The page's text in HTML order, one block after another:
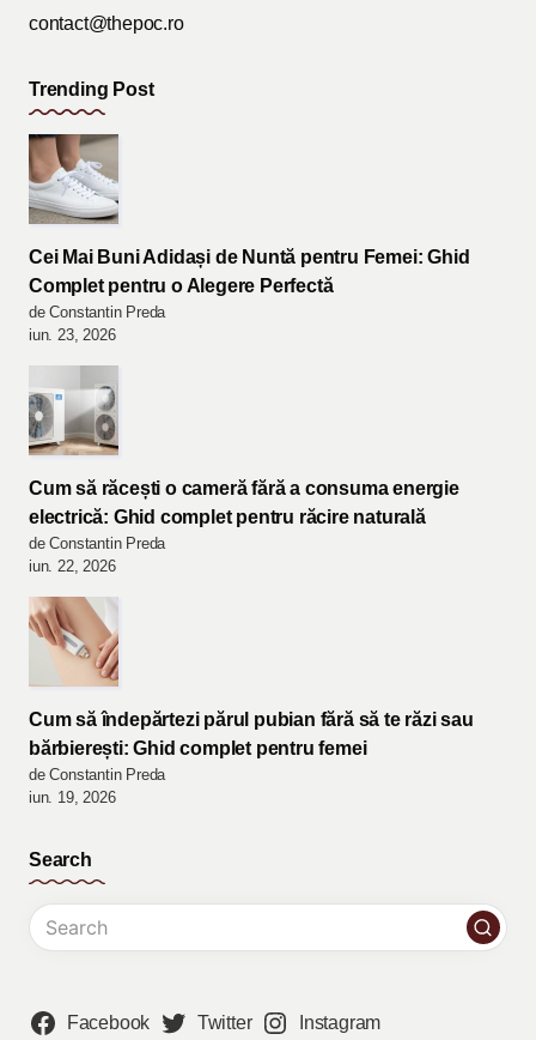
contact@thepoc.ro
Trending Post
Cei Mai Buni Adidași de Nuntă pentru Femei: Ghid
Complet pentru o Alegere Perfectă
de Constantin Preda
iun. 23, 2026
Cum să răcești o cameră fără a consuma energie
electrică: Ghid complet pentru răcire naturală
de Constantin Preda
iun. 22, 2026
Cum să îndepărtezi părul pubian fără să te răzi sau
bărbierești: Ghid complet pentru femei
de Constantin Preda
iun. 19, 2026
Search
Facebook Twitter Instagram